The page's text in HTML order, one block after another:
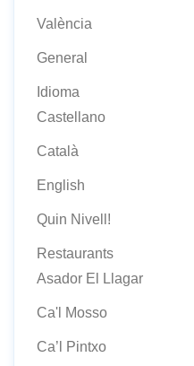
València
General
Idioma
Castellano
Català
English
Quin Nivell!
Restaurants
Asador El Llagar
Ca'l Mosso
Ca’l Pintxo